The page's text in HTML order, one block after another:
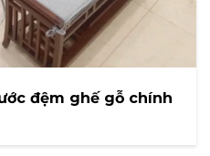
đệm ghế gỗ chính